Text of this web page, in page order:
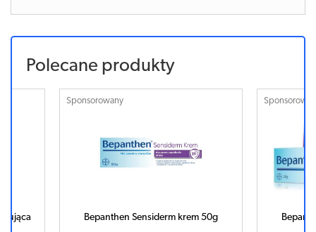
Polecane produkty
Sponsorowany
Bepanthen Sensiderm krem 50g